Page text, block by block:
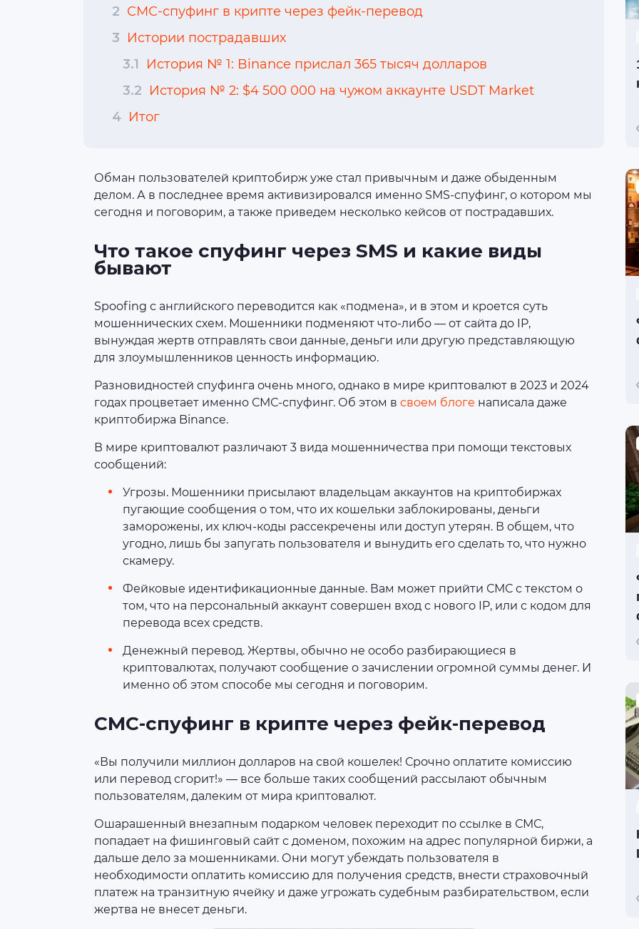
2 СМС-спуфинг в крипте через фейк-перевод
3 Истории пострадавших
3.1
История № 1: Binance прислал 365 тысяч долларов
3.2 История № 2: $4 500 000 на чужом аккаунте USDT Market
4 Итог
Обман пользователей криптобирж уже стал привычным и даже обыденным
делом. А в последнее время активизировался именно SMS-спуфинг, о котором мы
сегодня и поговорим, а также приведем несколько кейсов от пострадавших.
Что такое спуфинг через SMS и какие виды
бывают
Spoofing с английского переводится как «подмена», и в этом и кроется суть
мошеннических схем. Мошенники подменяют что-либо — от сайта до IP,
вынуждая жертв отправлять свои данные, деньги или другую представляющую
для злоумышленников ценность информацию.
Разновидностей спуфинга очень много, однако в мире криптовалют в 2023 и 2024
годах процветает именно СМС-спуфинг. Об этом в своем блоге написала даже
криптобиржа Binance.
В мире криптовалют различают 3 вида мошенничества при помощи текстовых
сообщений:
Угрозы. Мошенники присылают владельцам аккаунтов на криптобиржах
пугающие сообщения о том, что их кошельки заблокированы, деньги
заморожены, их ключ-коды рассекречены или доступ утерян. В общем, что
угодно, лишь бы запугать пользователя и вынудить его сделать то, что нужно
скамеру.
Фейковые идентификационные данные. Вам может прийти СМС с текстом о
том, что на персональный аккаунт совершен вход с нового IP, или с кодом для
перевода всех средств.
Денежный перевод. Жертвы, обычно не особо разбирающиеся в
криптовалютах, получают сообщение о зачислении огромной суммы денег. И
именно об этом способе мы сегодня и поговорим.
СМС-спуфинг в крипте через фейк-перевод
«Вы получили миллион долларов на свой кошелек! Срочно оплатите комиссию
или перевод сгорит!» — все больше таких сообщений рассылают обычным
пользователям, далеким от мира криптовалют.
Ошарашенный внезапным подарком человек переходит по ссылке в СМС,
попадает на фишинговый сайт с доменом, похожим на адрес популярной биржи, а
дальше дело за мошенниками. Они могут убеждать пользователя в
необходимости оплатить комиссию для получения средств, внести страховочный
платеж на транзитную ячейку и даже угрожать судебным разбирательством, если
жертва не внесет деньги.